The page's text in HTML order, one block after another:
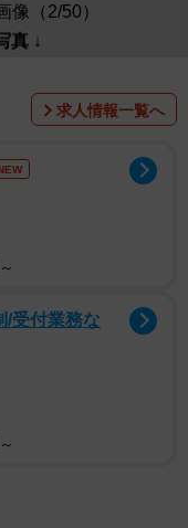
像（2/50）
真 ↓
求人情報一覧へ
/受付業務な